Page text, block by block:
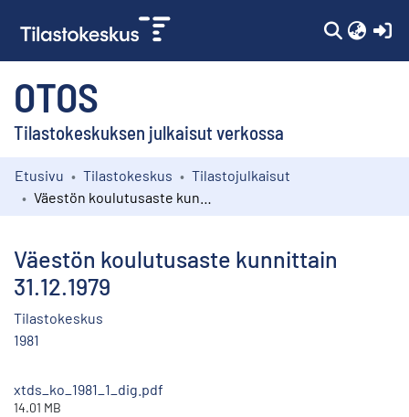
OTOS
Tilastokeskuksen julkaisut verkossa
Kokoelmat
Etusivu Tilastokeskus
Tilastojulkaisut
Väestön koulutusaste kunnittain
31.12.1979
Tilastokeskus
1981
xtds_ko_1981_1_dig.pdf
14.01 MB